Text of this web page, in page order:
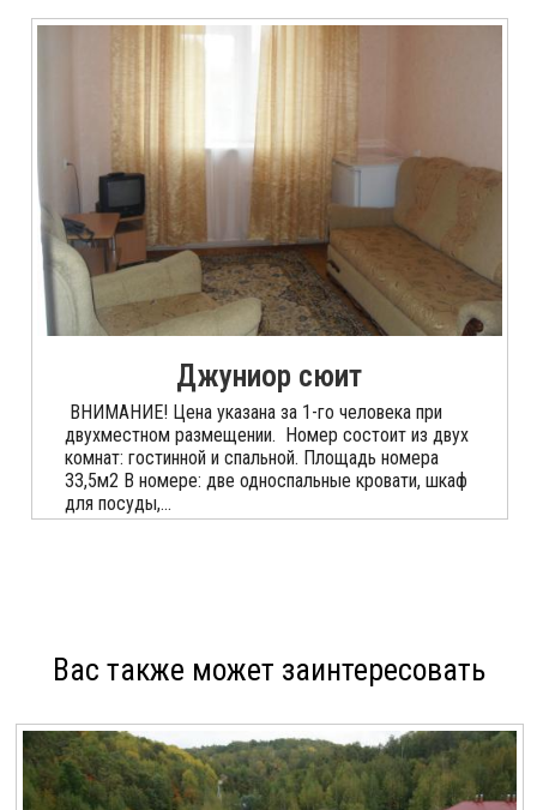
Джуниор сюит
ВНИМАНИЕ! Цена указана за 1-го человека при
двухместном размещении. Номер состоит из двух
комнат: гостинной и спальной. Площадь номера
33,5м2 В номере: две односпальные кровати, шкаф
для посуды,...
Вас также может заинтересовать